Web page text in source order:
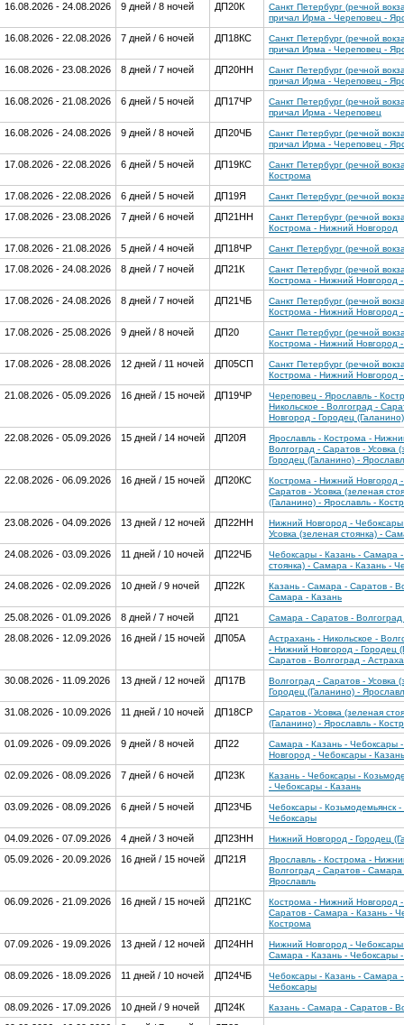
16.08.2026 - 24.08.2026 9 дней / 8 ночей ДП20К
Санкт Петербург (речной
причал Ирма - Череповец -
16.08.2026 - 22.08.2026 7 дней / 6 ночей ДП18КС
Санкт Петербург (речной
причал Ирма - Череповец -
16.08.2026 - 23.08.2026 8 дней / 7 ночей ДП20НН
Санкт Петербург (речной
причал Ирма - Череповец -
16.08.2026 - 21.08.2026 6 дней / 5 ночей ДП17ЧР
Санкт Петербург (речной
причал Ирма - Череповец
16.08.2026 - 24.08.2026 9 дней / 8 ночей ДП20ЧБ
Санкт Петербург (речной
причал Ирма - Череповец -
17.08.2026 - 22.08.2026 6 дней / 5 ночей ДП19КС
Санкт Петербург (речной
Кострома
17.08.2026 - 22.08.2026 6 дней / 5 ночей ДП19Я Санкт Петербург (речной
17.08.2026 - 23.08.2026 7 дней / 6 ночей ДП21НН
Санкт Петербург (речной
Кострома - Нижний Новгород
17.08.2026 - 21.08.2026 5 дней / 4 ночей ДП18ЧР Санкт Петербург (речной
17.08.2026 - 24.08.2026 8 дней / 7 ночей ДП21К
Санкт Петербург (речной
Кострома - Нижний Новгород
17.08.2026 - 24.08.2026 8 дней / 7 ночей ДП21ЧБ
Санкт Петербург (речной
Кострома - Нижний Новгород
17.08.2026 - 25.08.2026 9 дней / 8 ночей ДП20
Санкт Петербург (речной
Кострома - Нижний Новгород
17.08.2026 - 28.08.2026 12 дней / 11 ночей ДП05СП
Санкт Петербург (речной
Кострома - Нижний Новгород
21.08.2026 - 05.09.2026 16 дней / 15 ночей ДП19ЧР
Череповец - Ярославль -
Никольское - Волгоград -
Новгород - Городец
22.08.2026 - 05.09.2026 15 дней / 14 ночей ДП20Я
Ярославль - Кострома -
Волгоград - Саратов - Усовка
Городец (Галанино) -
22.08.2026 - 06.09.2026 16 дней / 15 ночей ДП20КС
Кострома - Нижний Новгород
Саратов - Усовка (зеленая
(Галанино) - Ярославль -
23.08.2026 - 04.09.2026 13 дней / 12 ночей ДП22НН
Нижний Новгород - Чебоксары
Усовка (зеленая стоянка) -
24.08.2026 - 03.09.2026 11 дней / 10 ночей ДП22ЧБ
Чебоксары - Казань - Самара -
стоянка) - Самара - Казань -
24.08.2026 - 02.09.2026 10 дней / 9 ночей ДП22К
Казань - Самара - Саратов -
Самара - Казань
25.08.2026 - 01.09.2026 8 дней / 7 ночей ДП21 Самара - Саратов - Волгоград
28.08.2026 - 12.09.2026 16 дней / 15 ночей ДП05А
Астрахань - Никольское -
- Нижний Новгород - Городец
Саратов - Волгоград -
30.08.2026 - 11.09.2026 13 дней / 12 ночей ДП17В
Волгоград - Саратов - Усовка
Городец (Галанино) -
31.08.2026 - 10.09.2026 11 дней / 10 ночей ДП18СР
Саратов - Усовка (зеленая
(Галанино) - Ярославль -
01.09.2026 - 09.09.2026 9 дней / 8 ночей ДП22
Самара - Казань - Чебоксары
Новгород - Чебоксары -
02.09.2026 - 08.09.2026 7 дней / 6 ночей ДП23К
Казань - Чебоксары -
- Чебоксары - Казань
03.09.2026 - 08.09.2026 6 дней / 5 ночей ДП23ЧБ
Чебоксары - Козьмодемьянск
Чебоксары
04.09.2026 - 07.09.2026 4 дней / 3 ночей ДП23НН Нижний Новгород - Городец
05.09.2026 - 20.09.2026 16 дней / 15 ночей ДП21Я
Ярославль - Кострома -
Волгоград - Саратов -
Ярославль
06.09.2026 - 21.09.2026 16 дней / 15 ночей ДП21КС
Кострома - Нижний Новгород
Саратов - Самара - Казань -
Кострома
07.09.2026 - 19.09.2026 13 дней / 12 ночей ДП24НН
Нижний Новгород - Чебоксары
Самара - Казань - Чебоксары
08.09.2026 - 18.09.2026 11 дней / 10 ночей ДП24ЧБ
Чебоксары - Казань - Самара
Чебоксары
08.09.2026 - 17.09.2026 10 дней / 9 ночей ДП24К Казань - Самара - Саратов -